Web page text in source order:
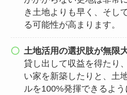
き土地よりも早く、そし
る可能性が高まります。
土地活用の選択肢が無限
貸し出して収益を得たり
い家を新築したりと、土
ルを100%発揮できるよう